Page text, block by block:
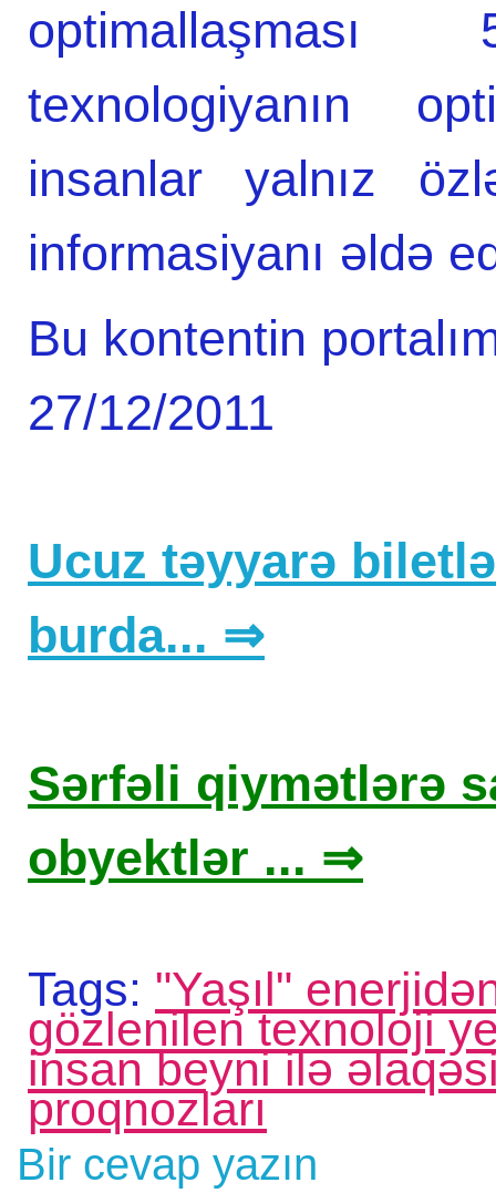
texnologiyanın
insanlar yalnız
informasiyanı əldə
Bu kontentin
27/12/2011
Ucuz təyyarə
burda... ⇒
Sərfəli qiymətlərə
obyektlər ... ⇒
Tags: "Yaşıl"
gözlenilen texnoloji
insan beyni ilə
proqnozları
Bir cevap yazın